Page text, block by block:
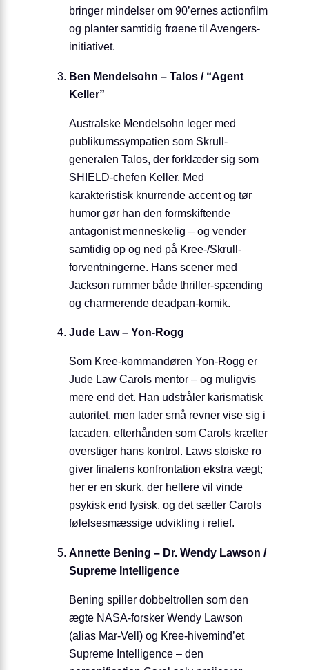
bringer mindelser om 90’ernes actionfilm
og planter samtidig frøene til Avengers-
initiativet.
Ben Mendelsohn – Talos / “Agent
Keller”
Australske Mendelsohn leger med
publikumssympatien som Skrull-
generalen Talos, der forklæder sig som
SHIELD-chefen Keller. Med
karakteristisk knurrende accent og tør
humor gør han den formskiftende
antagonist menneskelig – og vender
samtidig op og ned på Kree-/Skrull-
forventningerne. Hans scener med
Jackson rummer både thriller-spænding
og charmerende deadpan-komik.
Jude Law – Yon-Rogg
Som Kree-kommandøren Yon-Rogg er
Jude Law Carols mentor – og muligvis
mere end det. Han udstråler karismatisk
autoritet, men lader små revner vise sig i
facaden, efterhånden som Carols kræfter
overstiger hans kontrol. Laws stoiske ro
giver finalens konfrontation ekstra vægt;
her er en skurk, der hellere vil vinde
psykisk end fysisk, og det sætter Carols
følelsesmæssige udvikling i relief.
Annette Bening – Dr. Wendy Lawson /
Supreme Intelligence
Bening spiller dobbeltrollen som den
ægte NASA-forsker Wendy Lawson
(alias Mar-Vell) og Kree-hivemind’et
Supreme Intelligence – den